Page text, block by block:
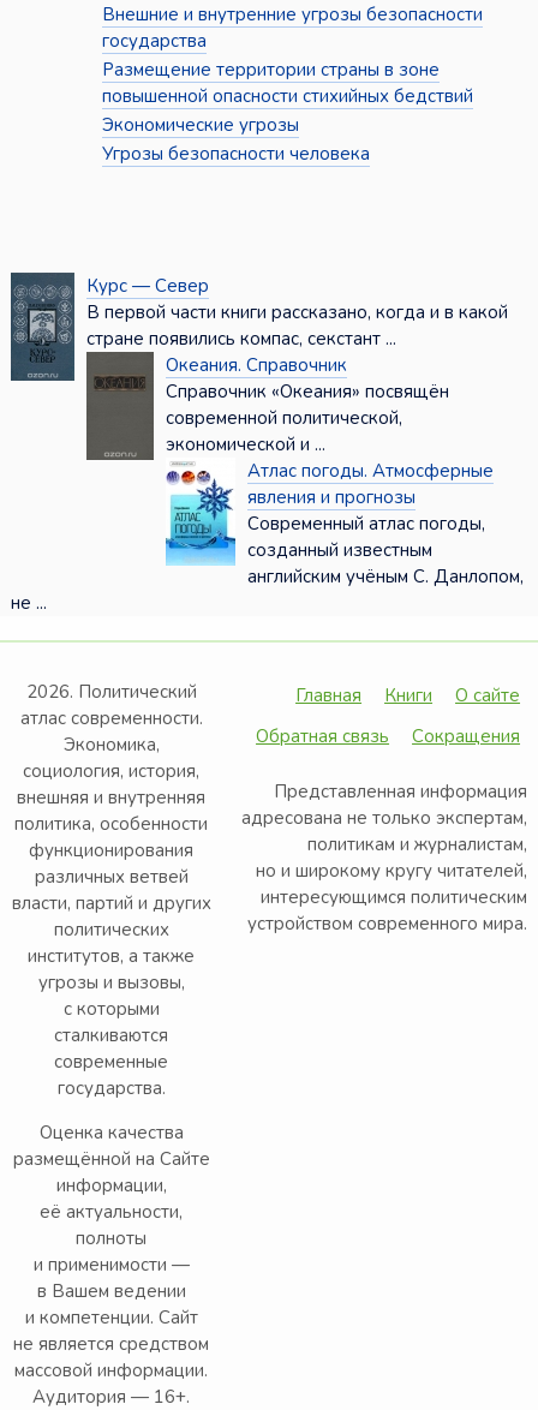
Внешние и внутренние угрозы безопасности
государства
Размещение территории страны в зоне
повышенной опасности стихийных бедствий
Экономические угрозы
Угрозы безопасности человека
Курс — Север
В первой части книги рассказано, когда и в какой
стране появились компас, секстант ...
Океания. Справочник
Справочник «Океания» посвящён
современной политической,
экономической и ...
Атлас погоды. Атмосферные
явления и прогнозы
Современный атлас погоды,
созданный известным
английским учёным С. Данлопом,
не ...
2026. Политический
атлас современности.
Экономика,
социология, история,
внешняя и внутренняя
политика, особенности
функционирования
различных ветвей
власти, партий и других
политических
институтов, а также
угрозы и вызовы,
с которыми
сталкиваются
современные
государства.
Оценка качества
размещённой на Сайте
информации,
её актуальности,
полноты
и применимости —
в Вашем ведении
и компетенции. Сайт
не является средством
массовой информации.
Аудитория — 16+.
Главная Книги
О сайте
Обратная связь
Сокращения
Представленная информация
адресована не только экспертам,
политикам и журналистам,
но и широкому кругу читателей,
интересующимся политическим
устройством современного мира.